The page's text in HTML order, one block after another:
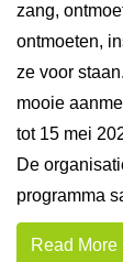
zang,
ontmoeten,
ze voor
mooie
tot 15 mei
De
programma
Read More